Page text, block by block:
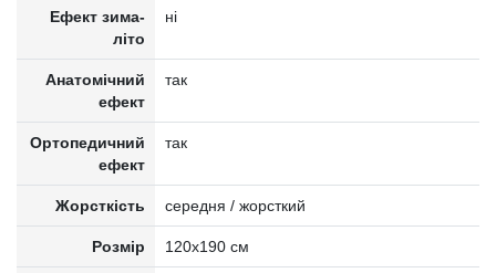
Ефект зима-
літо
ні
Анатомічний
ефект
так
Ортопедичний
ефект
так
Жорсткість середня / жорсткий
Розмір 120x190 см